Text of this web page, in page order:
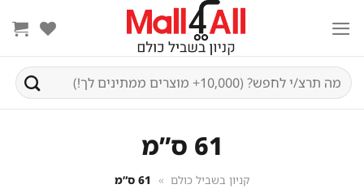
content
חיפוש
עבור:
61 ס”מ
קניון בשביל כולם » 61 ס”מ